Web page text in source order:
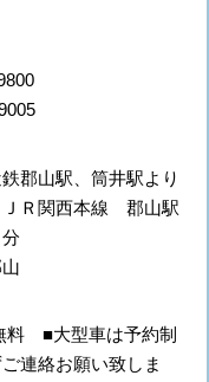
郡山駅、筒井駅より
ＪＲ関西本線 郡山駅
■大型車は予約制
連絡お願い致しま